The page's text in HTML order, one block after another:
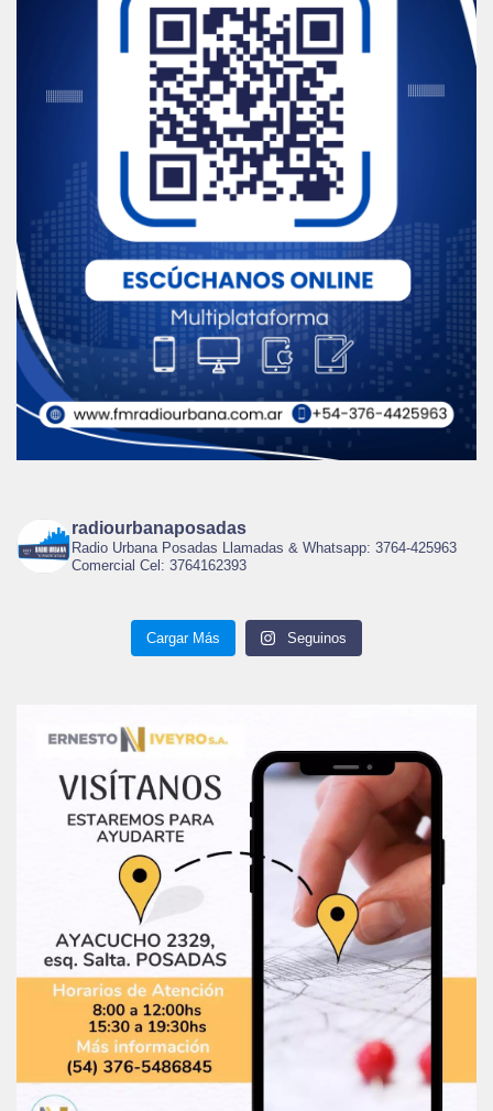
radiourbanaposadas
Radio Urbana Posadas Llamadas & Whatsapp: 3764-425963
Comercial Cel: 3764162393
Cargar Más Seguinos